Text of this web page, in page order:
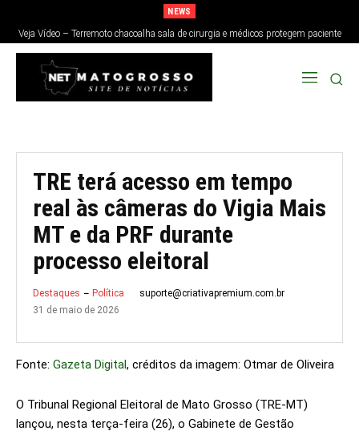
NEWS
Veja Vídeo – Terremoto chacoalha sala de cirurgia e médicos protegem paciente
no Japão; veja
TRE terá acesso em tempo
real às câmeras do Vigia Mais
MT e da PRF durante
processo eleitoral
Destaques Política
suporte@criativapremium.com.br
31 de maio de 2026
Fonte: Gazeta Digital, créditos da imagem: Otmar de Oliveira
O Tribunal Regional Eleitoral de Mato Grosso (TRE-MT)
lançou, nesta terça-feira (26), o Gabinete de Gestão